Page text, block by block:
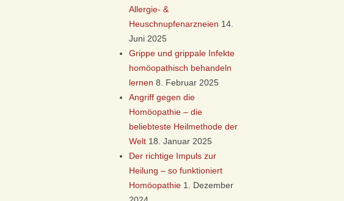
Allergie- &
Heuschnupfenarzneien 14.
Juni 2025
Grippe und grippale Infekte
homöopathisch behandeln
lernen 8. Februar 2025
Angriff gegen die
Homöopathie – die
beliebteste Heilmethode der
Welt 18. Januar 2025
Der richtige Impuls zur
Heilung – so funktioniert
Homöopathie 1. Dezember